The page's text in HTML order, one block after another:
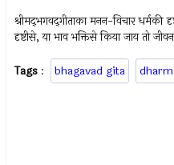
श्रीमद्‍भगवद्‍गीताका मनन-विचार धर्मकी
दृष्टीसे, या भाव भक्तिसे किया जाय तो
Tags : bhagavad gita